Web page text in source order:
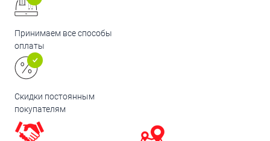
Принимаем все способы
оплаты
Скидки постоянным
покупателям